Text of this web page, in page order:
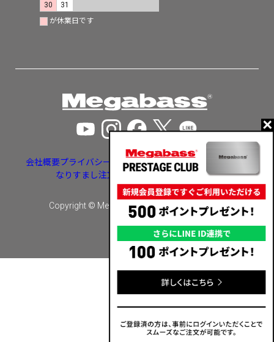
30
31
が休業日です
会社概要プライバシーポリシー特定商取引法に基づく表示
なりすまし注文・いたずら注文等への対応
Copyright © Megabass inc. All rights reserved.